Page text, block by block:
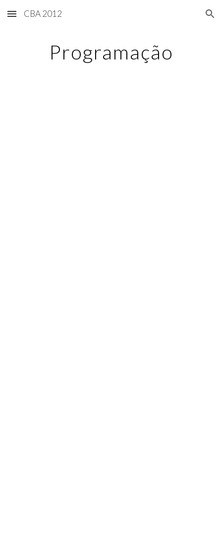
Skip to main content Skip to navigation
CBA 2012
Programação